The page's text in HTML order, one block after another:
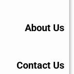
About Us
Contact Us